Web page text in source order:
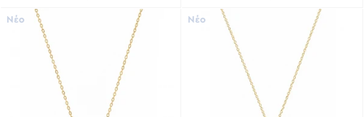
Νέο Νέο